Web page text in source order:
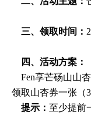
三、领取时间：
四、活动方案：
Fen享芒砀山山
领取山杏券一张（3
提示： 至少提前